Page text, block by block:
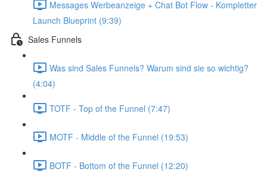
Messages Werbeanzeige + Chat Bot Flow - Kompletter
Launch Blueprint (9:39)
Sales Funnels
Was sind Sales Funnels? Warum sind sie so wichtig?
(4:04)
TOTF - Top of the Funnel (7:47)
MOTF - Middle of the Funnel (19:53)
BOTF - Bottom of the Funnel (12:20)